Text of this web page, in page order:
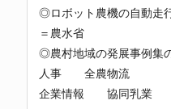
◎ロボット農機の自動走
＝農水省
◎農村地域の発展事例集
人事 全農物流
企業情報 協同乳業